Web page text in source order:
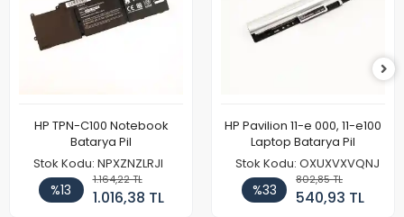
HP TPN-C100 Notebook
Batarya Pil
Stok Kodu: NPXZNZLRJI
%13
1.164,22 TL
1.016,38 TL
HP Pavilion 11-e 000, 11-e100
Laptop Batarya Pil
Stok Kodu: OXUXVXVQNJ
%33
802,85 TL
540,93 TL